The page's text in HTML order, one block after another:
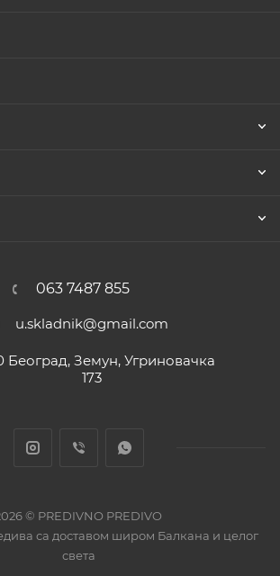
063 7487 855
u.skladnik@gmail.com
Београд, Земун, Угриновачка
173
© PREDIVNO PREDIVO
са доставом широм Балкана и целог
света